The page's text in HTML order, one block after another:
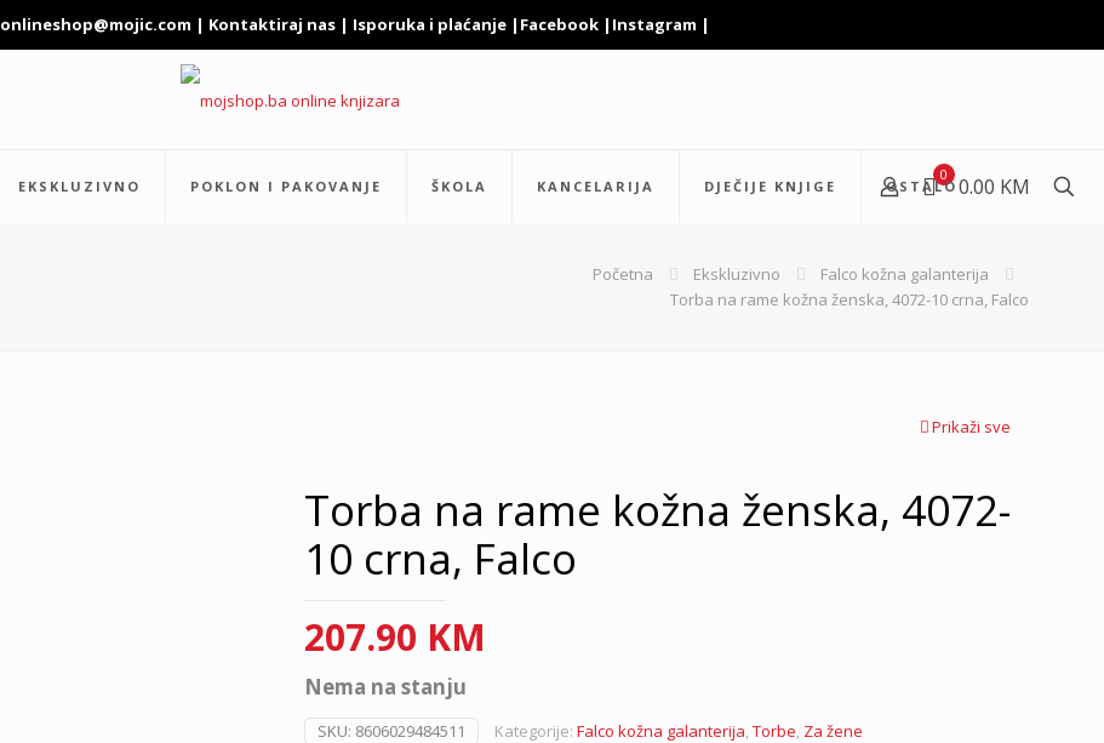
onlineshop@mojic.com | Kontaktiraj nas | Isporuka i plaćanje | Facebook | Instagram |
EKSKLUZIVNO POKLON I PAKOVANJE ŠKOLA KANCELARIJA DJEČIJE KNJIGE OSTALO
0 0.00 KM
Početna Ekskluzivno
Falco kožna galanterija
Torba na rame kožna ženska, 4072-10 crna, Falco
Prikaži sve
Torba na rame kožna ženska, 4072-
10 crna, Falco
207.90 KM
Nema na stanju
SKU: 8606029484511 Kategorije: Falco kožna galanterija Torbe Za žene